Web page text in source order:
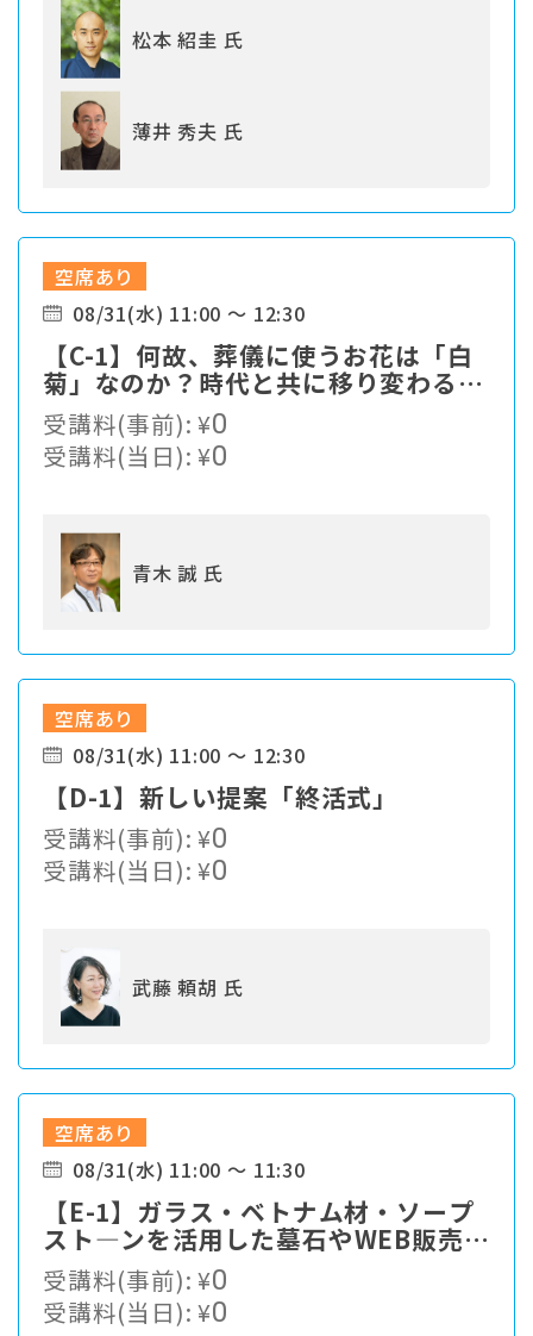
松本 紹圭 氏
薄井 秀夫 氏
空席あり
08/31(水) 11:00 ～ 12:30
【C-1】何故、葬儀に使うお花は「白
菊」なのか？時代と共に移り変わる顧
客ニーズの中、我々、葬儀社は現状の
ままで生き残れるのか・・・
受講料(事前):¥0
受講料(当日):¥0
青木 誠 氏
空席あり
08/31(水) 11:00 ～ 12:30
【D-1】新しい提案「終活式」
受講料(事前):¥0
受講料(当日):¥0
武藤 頼胡 氏
空席あり
08/31(水) 11:00 ～ 11:30
【E-1】ガラス・ベトナム材・ソープ
スト―ンを活用した墓石やWEB販売出
来るグッズの紹介。
受講料(事前):¥0
受講料(当日):¥0